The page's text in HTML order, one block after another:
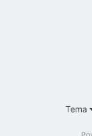
Tema